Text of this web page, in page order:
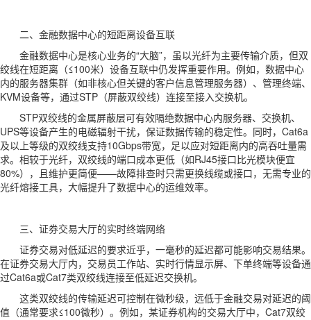
二、金融数据中心的短距离设备互联
金融数据中心是核心业务的“大脑”，虽以光纤为主要传输介质，但双
绞线在短距离（≤100米）设备互联中仍发挥重要作用。例如，数据中心
内的服务器集群（如非核心但关键的客户信息管理服务器）、管理终端、
KVM设备等，通过STP（屏蔽双绞线）连接至接入交换机。
STP双绞线的金属屏蔽层可有效隔绝数据中心内服务器、交换机、
UPS等设备产生的电磁辐射干扰，保证数据传输的稳定性。同时，Cat6a
及以上等级的双绞线支持10Gbps带宽，足以应对短距离内的高吞吐量需
求。相较于光纤，双绞线的端口成本更低（如RJ45接口比光模块便宜
80%），且维护更简便——故障排查时只需更换线缆或接口，无需专业的
光纤熔接工具，大幅提升了数据中心的运维效率。
三、证券交易大厅的实时终端网络
证券交易对低延迟的要求近乎，一毫秒的延迟都可能影响交易结果。
在证券交易大厅内，交易员工作站、实时行情显示屏、下单终端等设备通
过Cat6a或Cat7类双绞线连接至低延迟交换机。
这类双绞线的传输延迟可控制在微秒级，远低于金融交易对延迟的阈
值（通常要求≤100微秒）。例如，某证券机构的交易大厅中，Cat7双绞